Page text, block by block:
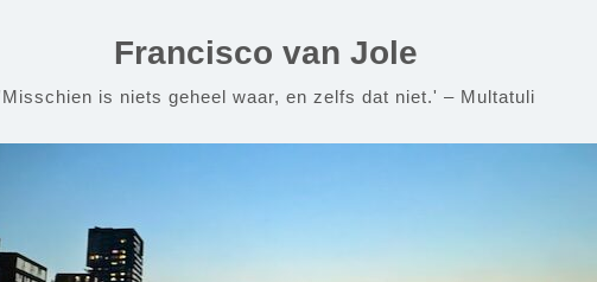
Francisco van Jole
is niets geheel waar, en zelfs dat niet.' – Multatuli